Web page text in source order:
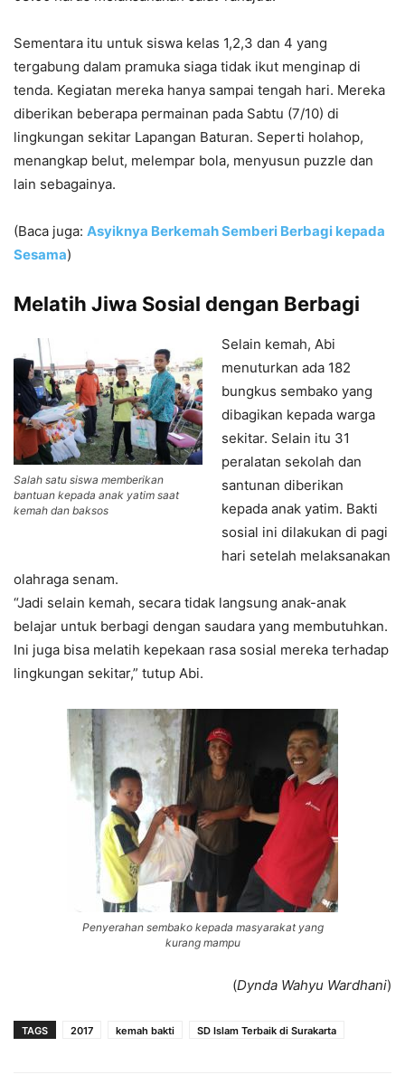
Sementara itu untuk siswa kelas 1,2,3 dan 4 yang
tergabung dalam pramuka siaga tidak ikut menginap di
tenda. Kegiatan mereka hanya sampai tengah hari. Mereka
diberikan beberapa permainan pada Sabtu (7/10) di
lingkungan sekitar Lapangan Baturan. Seperti holahop,
menangkap belut, melempar bola, menyusun puzzle dan
lain sebagainya.
(Baca juga: Asyiknya Berkemah Semberi Berbagi kepada
Sesama)
Melatih Jiwa Sosial dengan Berbagi
Salah satu siswa memberikan
bantuan kepada anak yatim saat
kemah dan baksos
Selain kemah, Abi
menuturkan ada 182
bungkus sembako yang
dibagikan kepada warga
sekitar. Selain itu 31
peralatan sekolah dan
santunan diberikan
kepada anak yatim. Bakti
sosial ini dilakukan di pagi
hari setelah melaksanakan
olahraga senam.
“Jadi selain kemah, secara tidak langsung anak-anak
belajar untuk berbagi dengan saudara yang membutuhkan.
Ini juga bisa melatih kepekaan rasa sosial mereka terhadap
lingkungan sekitar,” tutup Abi.
Penyerahan sembako kepada masyarakat yang
kurang mampu
(Dynda Wahyu Wardhani)
TAGS 2017 kemah bakti SD Islam Terbaik di Surakarta